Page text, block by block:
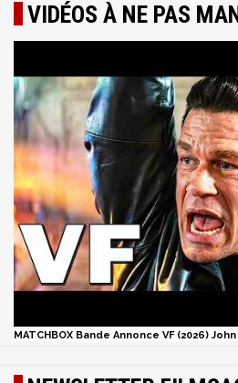
VIDÉOS À NE PAS
MATCHBOX Bande Annonce VF (2026)